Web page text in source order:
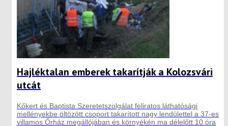
Hajléktalan emberek takarítják a Kolozsvári
utcát
Kőkert és Baptista Szeretetszolgálat feliratos láthatósági
mellényekbe öltözött csoport takarított nagy lendülettel a 37-es
villamos Őrház megállójában és környékén ma délelőtt 10 óra